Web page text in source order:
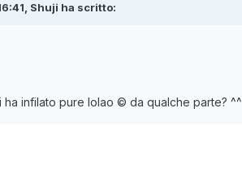
Shuji ha scritto:
ha infilato pure Iolao © da qualche parte? ^^